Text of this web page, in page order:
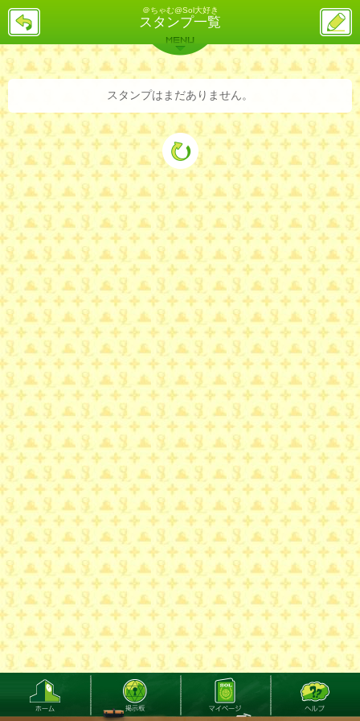
＠ちゃむ@Sol大好き
スタンプ一覧
戻
ス
投
稿
バックナンバー 詳細検索 ランキング
MENU
スタンプはまだありません。